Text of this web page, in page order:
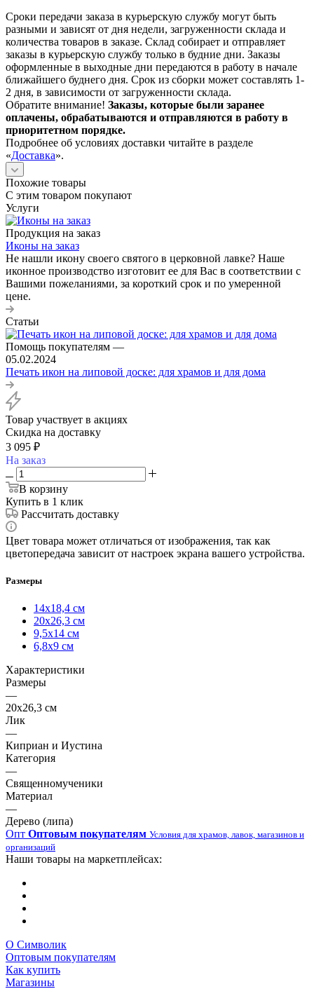
Сроки передачи заказа в курьерскую службу могут быть
разными и зависят от дня недели, загруженности склада и
количества товаров в заказе. Склад собирает и отправляет
заказы в курьерскую службу только в будние дни. Заказы
оформленные в выходные дни передаются в работу в начале
ближайшего буднего дня. Срок из сборки может составлять 1-
2 дня, в зависимости от загруженности склада.
Обратите внимание! Заказы, которые были заранее
оплачены, обрабатываются и отправляются в работу в
приоритетном порядке.
Подробнее об условиях доставки читайте в разделе
«Доставка».
Похожие товары
С этим товаром покупают
Услуги
Продукция на заказ
Иконы на заказ
Не нашли икону своего святого в церковной лавке? Наше
иконное производство изготовит ее для Вас в соответствии с
Вашими пожеланиями, за короткий срок и по умеренной
цене.
Статьи
Помощь покупателям —
05.02.2024
Печать икон на липовой доске: для храмов и для дома
Товар участвует в акциях
Скидка на доставку
3 095 ₽
На заказ
В корзину
Купить в 1 клик
Рассчитать доставку
Цвет товара может отличаться от изображения, так как
цветопередача зависит от настроек экрана вашего устройства.
Размеры
14х18,4 см
20х26,3 см
9,5х14 см
6,8х9 см
Характеристики
Размеры
—
20х26,3 см
Лик
—
Киприан и Иустина
Категория
—
Священномученики
Материал
—
Дерево (липа)
Опт Оптовым покупателям Условия для храмов, лавок, магазинов и
организаций
Наши товары на маркетплейсах:
О Символик
Оптовым покупателям
Как купить
Магазины